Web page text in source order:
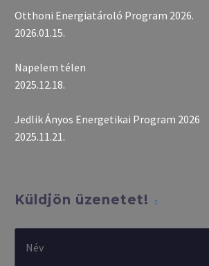
Otthoni Energiatároló Program 2026.
2026.01.15.
Napelem télen
2025.12.18.
Jedlik Ányos Energetikai Program 2026
2025.11.21.
Küldjön üzenetet!